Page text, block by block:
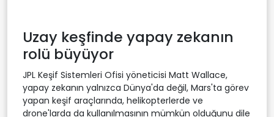
Uzay keşfinde yapay zekanın
rolü büyüyor
JPL Keşif Sistemleri Ofisi yöneticisi Matt Wallace,
yapay zekanın yalnızca Dünya'da değil, Mars'ta görev
yapan keşif araçlarında, helikopterlerde ve
drone'larda da kullanılmasının mümkün olduğunu dile